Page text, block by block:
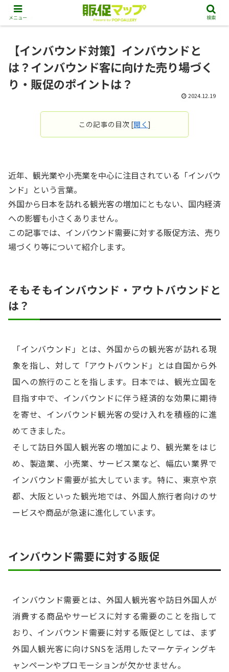
【インバウンド対策】インバウンドと
は？インバウンド客に向けた売り場づく
り・販促のポイントは？
2024.12.19
この記事の目次 [開く ]
近年、観光業や小売業を中心に注目されている「インバウ
ンド」という言葉。
外国から日本を訪れる観光客の増加にともない、国内経済
への影響も小さくありません。
この記事では、インバウンド需要に対する販促方法、売り
場づくり等について紹介します。
そもそもインバウンド・アウトバウンドと
は？
「インバウンド」とは、外国からの観光客が訪れる現
象を指し、対して「アウトバウンド」とは自国から外
国への旅行のことを指します。日本では、観光立国を
目指す中で、インバウンドに伴う経済的な効果に期待
を寄せ、インバウンド観光客の受け入れを積極的に進
めてきました。
そして訪日外国人観光客の増加により、観光業をはじ
め、製造業、小売業、サービス業など、幅広い業界で
インバウンド需要が拡大しています。特に、東京や京
都、大阪といった観光地では、外国人旅行者向けのサ
ービスや商品が急速に進化しています。
インバウンド需要に対する販促
インバウンド需要とは、外国人観光客や訪日外国人が
消費する商品やサービスに対する需要のことを指して
おり、インバウンド需要に対する販促としては、まず
外国人観光客に向けSNSを活用したマーケティングキ
ャンペーンやプロモーションが欠かせません。
メニュー 検索